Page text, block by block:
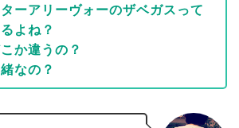
ーアリーヴォーのザベガスって
よね？
か違うの？
なの？